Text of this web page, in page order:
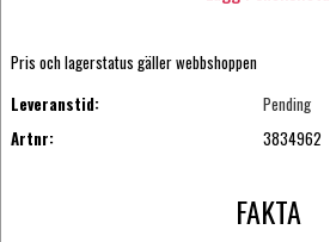
Pris och lagerstatus gäller webbshoppen
Leveranstid:
Pending
Artnr:
3834962
FAKTA